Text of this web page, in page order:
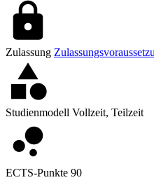
Zulassung
Studienmodell Vollzeit, Teilzeit
ECTS-Punkte 90